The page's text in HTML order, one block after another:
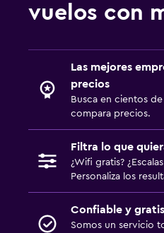
vuelos con
Las mejores
precios
Busca en cientos
compara precios.
Filtra lo que
¿Wifi gratis?
Personaliza los
Confiable y gratis
Somos un servicio